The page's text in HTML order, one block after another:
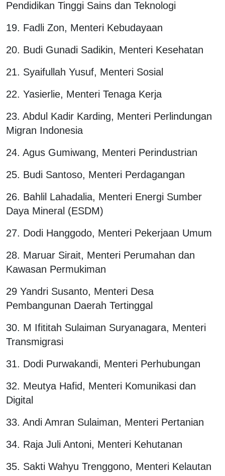
Pendidikan Tinggi Sains dan Teknologi
19. Fadli Zon, Menteri Kebudayaan
20. Budi Gunadi Sadikin, Menteri Kesehatan
21. Syaifullah Yusuf, Menteri Sosial
22. Yasierlie, Menteri Tenaga Kerja
23. Abdul Kadir Karding, Menteri Perlindungan
Migran Indonesia
24. Agus Gumiwang, Menteri Perindustrian
25. Budi Santoso, Menteri Perdagangan
26. Bahlil Lahadalia, Menteri Energi Sumber
Daya Mineral (ESDM)
27. Dodi Hanggodo, Menteri Pekerjaan Umum
28. Maruar Sirait, Menteri Perumahan dan
Kawasan Permukiman
29 Yandri Susanto, Menteri Desa
Pembangunan Daerah Tertinggal
30. M Ifititah Sulaiman Suryanagara, Menteri
Transmigrasi
31. Dodi Purwakandi, Menteri Perhubungan
32. Meutya Hafid, Menteri Komunikasi dan
Digital
33. Andi Amran Sulaiman, Menteri Pertanian
34. Raja Juli Antoni, Menteri Kehutanan
35. Sakti Wahyu Trenggono, Menteri Kelautan